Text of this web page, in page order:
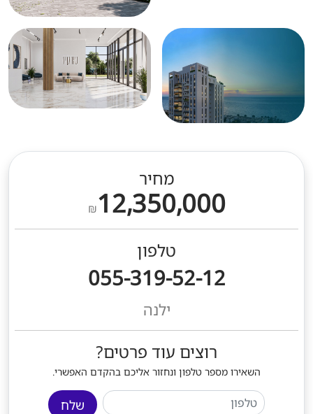
מחיר
₪12,350,000
טלפון
055-319-52-12
ילנה
רוצים עוד פרטים?
השאירו מספר טלפון ונחזור אליכם בהקדם האפשרי.
שלח